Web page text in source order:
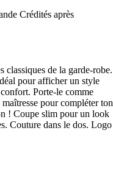
Crédités après
classiques de la garde-robe.
pour afficher un style
Porte-le comme
pour compléter ton
! Coupe slim pour un look
Couture dans le dos. Logo